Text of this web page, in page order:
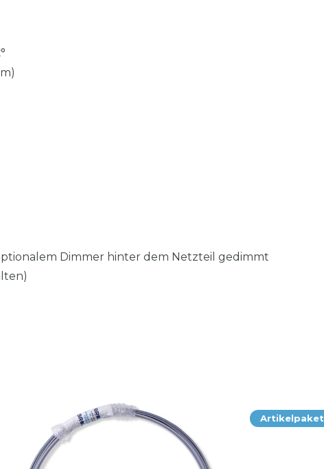
Dimmer hinter dem Netzteil gedimmt
Artikelpaket